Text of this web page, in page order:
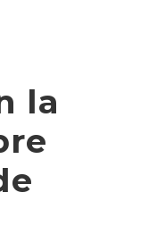
la